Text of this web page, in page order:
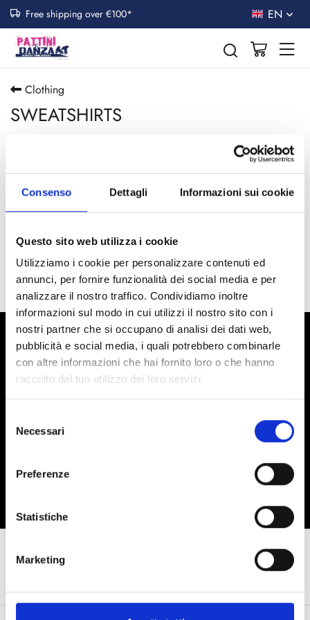
Consenso Dettagli Informazioni sui cookie
Questo sito web utilizza i cookie
Utilizziamo i cookie per personalizzare contenuti ed
annunci, per fornire funzionalità dei social media e per
analizzare il nostro traffico. Condividiamo inoltre
informazioni sul modo in cui utilizzi il nostro sito con i
nostri partner che si occupano di analisi dei dati web,
pubblicità e social media, i quali potrebbero combinarle
con altre informazioni che hai fornito loro o che hanno
raccolto dal tuo utilizzo dei loro servizi.
delNecessari
Preferenze
Statistiche
Marketing
Free shipping over €100* EN
Clothing
SWEATSHIRTS
Toggle
FILTER PRODUCTS
Recommended 12 p
No products were found
EMAIL NEWSLETTER
Would you like to receive promotions on the world of skating
and dancing directly via email? You know what to do.
Join us
I have read the privacy policy (